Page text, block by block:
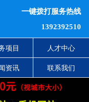
一键拨打服务热线
1392392510
项目 人才中心
资讯 联系我们